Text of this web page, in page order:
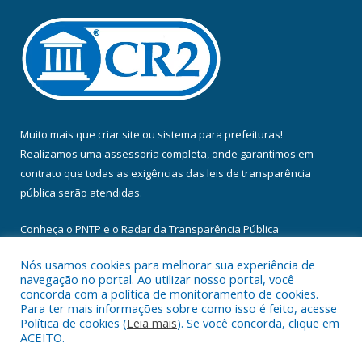
Muito mais que criar site ou sistema para prefeituras!
Realizamos uma assessoria completa, onde garantimos em
contrato que todas as exigências das leis de transparência
pública serão atendidas.
Conheça o PNTP e o Radar da Transparência Pública
Todos os direitos reservados a Câmara Municipal de Floresta do
Araguaia.
Nós usamos cookies para melhorar sua experiência de
navegação no portal. Ao utilizar nosso portal, você
concorda com a política de monitoramento de cookies.
Para ter mais informações sobre como isso é feito, acesse
Política de cookies (Leia mais). Se você concorda, clique em
ACEITO.